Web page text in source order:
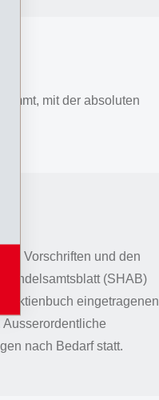
mit der absoluten
Vorschriften und den
(SHAB)
Aktienbuch eingetragenen
nach Bedarf statt.